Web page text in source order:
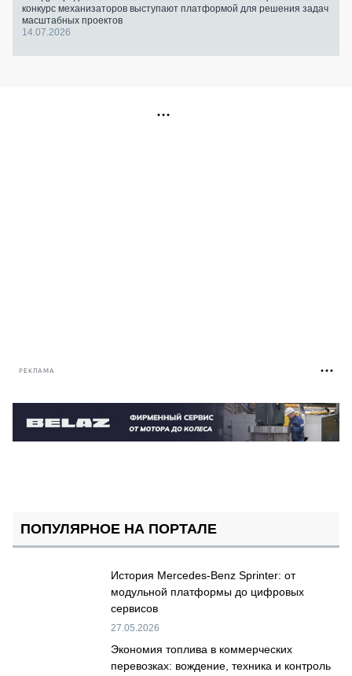
конкурс механизаторов выступают платформой для решения задач
масштабных проектов
14.07.2026
РЕКЛАМА
ПОПУЛЯРНОЕ НА ПОРТАЛЕ
История Mercedes-Benz Sprinter: от
модульной платформы до цифровых
сервисов
27.05.2026
Экономия топлива в коммерческих
перевозках: вождение, техника и контроль